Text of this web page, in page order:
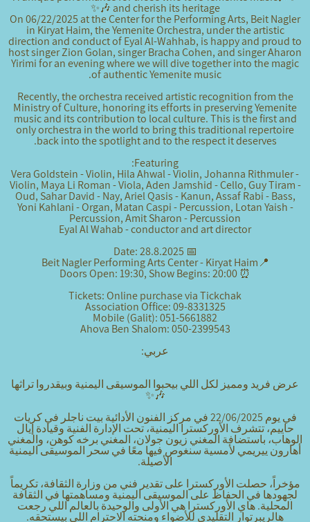
and cherish its heritage 🎶✨
On 06/22/2025 at the Center for the Performing Arts, Beit Nagler
in Kiryat Haim, the Yemenite Orchestra, under the artistic
direction and conduct of Eyal Al-Wahhab, is happy and proud to
host singer Zion Golan, singer Bracha Cohen, and singer Aharon
Yirimi for an evening where we will dive together into the magic
of authentic Yemenite music.
Recently, the orchestra received artistic recognition from the
Ministry of Culture, honoring its efforts in preserving Yemenite
music and its contribution to local culture. This is the first and
only orchestra in the world to bring this traditional repertoire
back into the spotlight and to the respect it deserves.
Featuring:
Vera Goldstein - Violin, Hila Ahwal - Violin, Johanna Rithmuler -
Violin, Maya Li Roman - Viola, Aden Jamshid - Cello, Guy Tiram -
Oud, Sahar David - Nay, Ariel Qasis - Kanun, Assaf Rabi - Bass,
Yoni Kahlani - Organ, Matan Caspi - Percussion, Lotan Yaish -
Percussion, Amit Sharon - Percussion
Eyal Al Wahab - conductor and art director
📅 Date: 28.8.2025
📍
Beit Nagler Performing Arts Center - Kiryat Haim
⏰ Doors Open: 19:30, Show Begins: 20:00
Tickets: Online purchase via Tickchak
Association Office: 09-8331325
Mobile (Galit): 051-5661882
Ahova Ben Shalom: 050-2399543
عربي:
عرض فريد ومميز لكل اللي بيحبوا الموسيقى اليمنية وبيقدروا تراثها
🎶✨
في يوم 22/06/2025 في مركز الفنون الأدائية بيت ناجلر في كريات
حاييم، تتشرف الأوركسترا اليمنية، تحت الإدارة الفنية وقيادة إيال
الوهاب، باستضافة المغني زيون جولان، المغنيبرخه كوهن، والمغني
أهارون ييريمي لأمسية سنغوص فيها معًا في سحر الموسيقى اليمنية
الأصيلة.
مؤخراً، حصلت الأوركسترا على تقدير فني من وزارة الثقافة، تكريماً
لجهودها في الحفاظ على الموسيقى اليمنية ومساهمتها في الثقافة
المحلية. هاي الأوركسترا هي الأولى والوحيدة بالعالم اللي رجعت
هالريبرتوار التقليدي للأضواء ومنحته الاحترام اللي بيستحقه.